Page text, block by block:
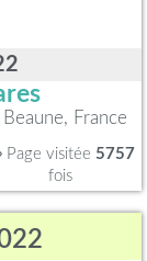
France
Page visitée 5757
fois